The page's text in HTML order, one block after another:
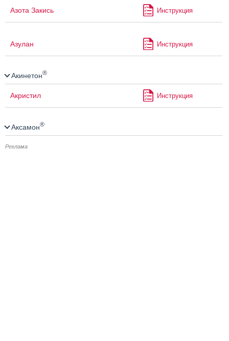
Азота Закись Инструкция
Азулан Инструкция
Акинетон®
Акристил Инструкция
Аксамон®
Реклама